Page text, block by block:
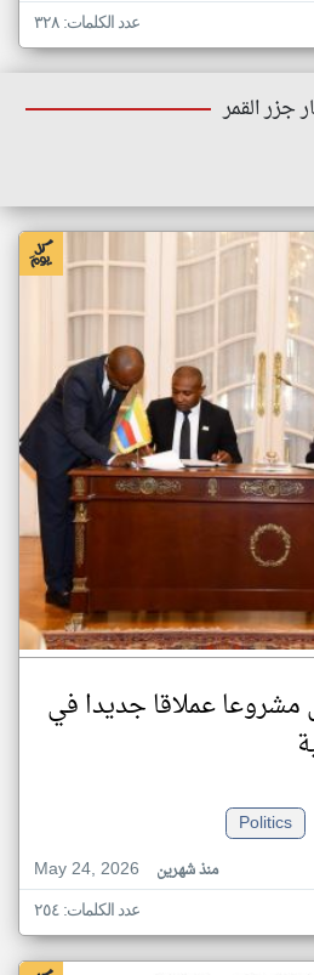
عدد الكلمات: ٣٢٨
جزر القمر
عملاقا جديدا في
Politics
May 24, 2026
منذ شهرين
عدد الكلمات: ٢٥٤